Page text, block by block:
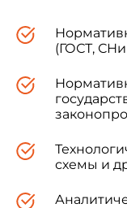
(ГОСТ,
схемы и